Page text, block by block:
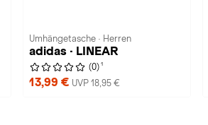
Umhängetasche · Herren
adidas · LINEAR
(0) 1
13,99 € UVP 18,95 €